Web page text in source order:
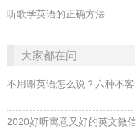
听歌学英语的正确方法
大家都在问
不用谢英语怎么说？六种不客
2020好听寓意又好的英文微